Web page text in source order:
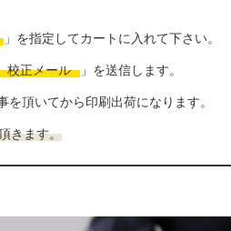
」を指定してカートに入れて下さい。
校正メール 」を送信します。
を頂いてから印刷出荷になります。
きます。